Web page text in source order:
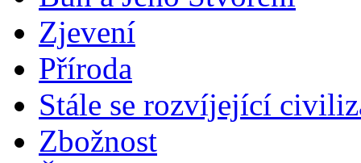
Zjevení
Příroda
Stále se rozvíjející
Zbožnost